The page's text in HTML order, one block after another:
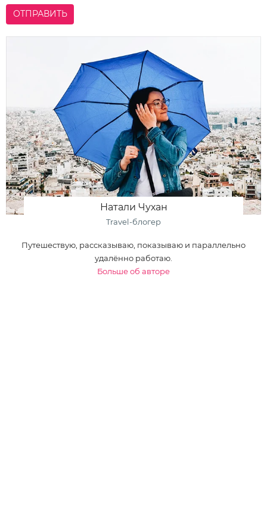
ОТПРАВИТЬ
Натали Чухан
Travel-блогер
Путешествую, рассказываю, показываю и параллельно
удалённо работаю.
Больше об авторе